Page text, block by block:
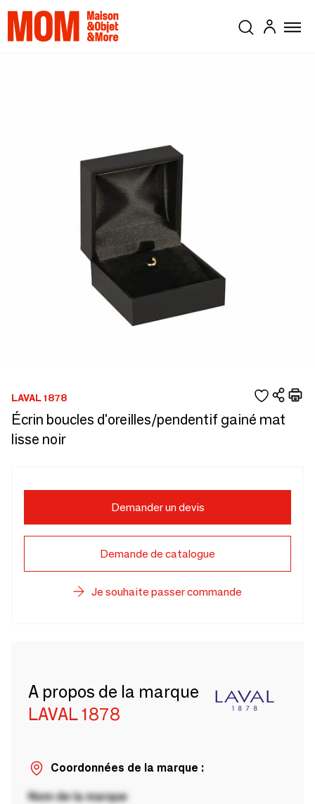
LAVAL 1878
Écrin boucles d'oreilles/pendentif gainé mat
lisse noir
Demander un devis
Demande de catalogue
Je souhaite passer commande
A propos de la marque
LAVAL 1878
Coordonnées de la marque :
Nom de la marque